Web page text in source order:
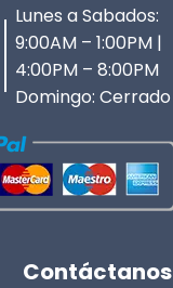
Lunes a Sabados:
9:00AM – 1:00PM |
4:00PM – 8:00PM
Domingo: Cerrado
Contáctanos